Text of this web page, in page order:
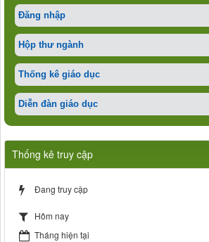
Đăng nhập
Hộp thư ngành
Thống kê giáo dục
Diễn đàn giáo dục
Thống kê truy cập
Đang truy cập
Hôm nay
Tháng hiện tại